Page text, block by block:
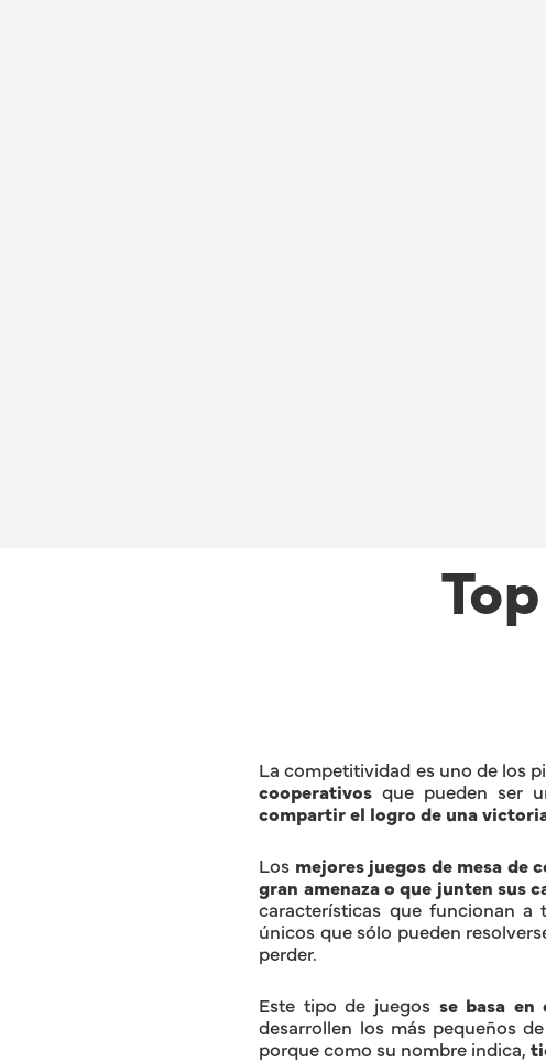
La competitividad es uno de los
cooperativos que pueden ser
compartir el logro de una
Los mejores juegos de mesa de
gran amenaza o que junten sus
características que funcionan a
únicos que sólo pueden
perder.
Este tipo de juegos se basa
desarrollen los más pequeños
porque como su nombre indica,